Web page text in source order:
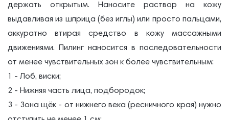
держать открытым. Наносите раствор на кожу
выдавливая из шприца (без иглы) или просто пальцами,
аккуратно втирая средство в кожу массажными
движениями. Пилинг наносится в последовательности
от менее чувствительных зон к более чувствительным:
1 - Лоб, виски;
2 - Нижняя часть лица, подбородок;
3 - Зона щёк - от нижнего века (ресничного края) нужно